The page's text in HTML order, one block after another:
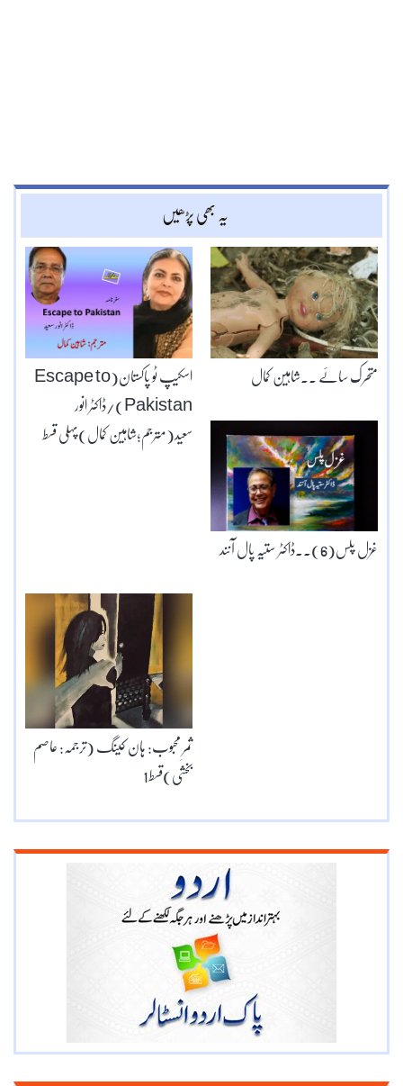
یہ بھی پڑھیں
اسکیپ ٹو پاکستان(Escape to
Pakistan)/ڈاکٹر انور
سعید(مترجم؛شاہین کمال)پہلی قسط
متحرک سائے ۔۔شاہین کمال
غزل پلس(6)۔۔ڈاکٹر ستیہ پال آنند
ثمرِ محبوب: ہان کینگ (ترجمہ: عاصم
بخشی)قسط1